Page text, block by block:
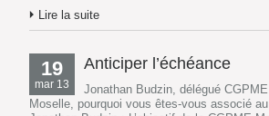
Lire la suite
19
mar 13
Anticiper l’échéance
Jonathan Budzin, délégué
Moselle, pourquoi vous êtes-vous associé